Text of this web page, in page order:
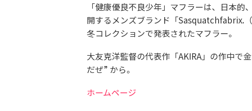
「健康優良不良少年」マフラーは、日本
開するメンズブランド「Sasquatchfabrix.
冬コレクションで発表されたマフラー。
大友克洋監督の代表作「AKIRA」の作中で
だぜ” から。
ホームページ